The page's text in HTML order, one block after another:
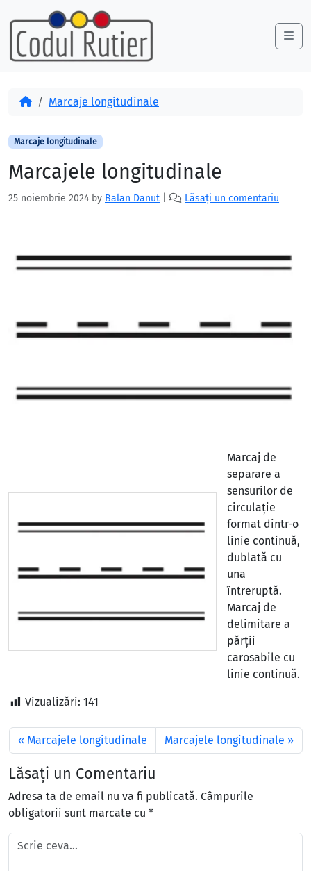
Skip to content
Skip to footer
AcasăMarcaje longitudinale
Marcaje longitudinale
Marcajele longitudinale
25 noiembrie 2024 by Balan Danut Lăsați un comentariu
Marcaj de
separare a
sensurilor de
circulație
format dintr-o
linie continuă,
dublată cu
una
întreruptă.
Marcaj de
delimitare a
părții
carosabile cu
linie continuă.
Vizualizări: 141
Marcajele longitudinale Marcajele longitudinale
Lăsați un Comentariu
Adresa ta de email nu va fi publicată. Câmpurile
obligatorii sunt marcate cu *